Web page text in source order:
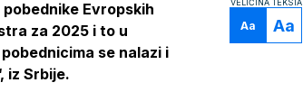
VELIČINA TEKSTA
Aa Aa
Evropskih
za 2025 i to u
se nalazi i
iz Srbije.